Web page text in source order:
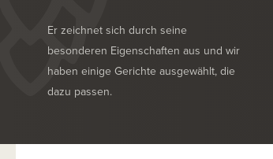
Er zeichnet sich durch seine
besonderen Eigenschaften aus und wir
haben einige Gerichte ausgewählt, die
dazu passen.